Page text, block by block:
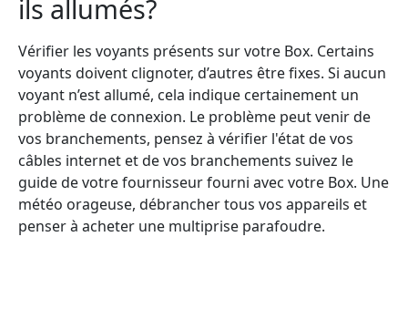
ils allumés?
Vérifier les voyants présents sur votre Box. Certains
voyants doivent clignoter, d’autres être fixes. Si aucun
voyant n’est allumé, cela indique certainement un
problème de connexion. Le problème peut venir de
vos branchements, pensez à vérifier l'état de vos
câbles internet et de vos branchements suivez le
guide de votre fournisseur fourni avec votre Box. Une
météo orageuse, débrancher tous vos appareils et
penser à acheter une multiprise parafoudre.